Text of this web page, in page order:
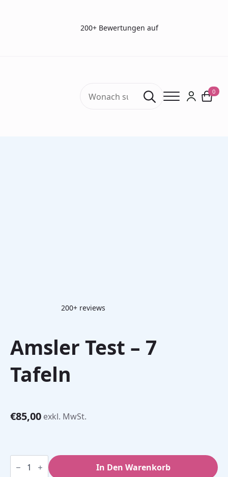
200+ Bewertungen auf
Search
for:
0
Sehtests – Refraktion
200+ reviews
Amsler Test – 7
Tafeln
€85,00 exkl. MwSt.
Amsler
Test - In Den Warenkorb